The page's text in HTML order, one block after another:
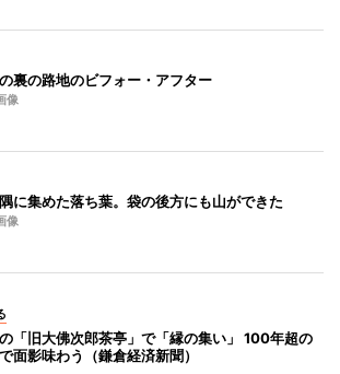
裏の路地のビフォー・アフター
像
に集めた落ち葉。袋の後方にも山ができた
像
「旧大佛次郎茶亭」で「縁の集い」 100年超の
面影味わう（鎌倉経済新聞）